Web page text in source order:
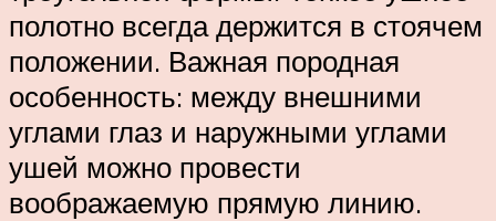
полотно всегда держится в стоячем
положении. Важная породная
особенность: между внешними
углами глаз и наружными углами
ушей можно провести
воображаемую прямую линию.